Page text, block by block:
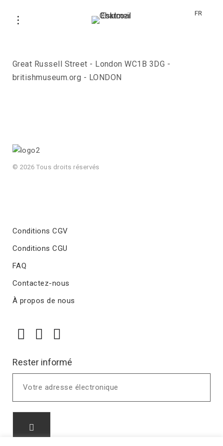
FR
Great Russell Street - London WC1B 3DG -
britishmuseum.org - LONDON
© 2026 Tous droits réservés
Conditions CGV
Conditions CGU
FAQ
Contactez-nous
À propos de nous
Rester informé